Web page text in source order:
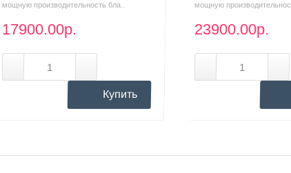
мощную производительность бла..
17900.00р.
Купить
мощную
23900.00р.